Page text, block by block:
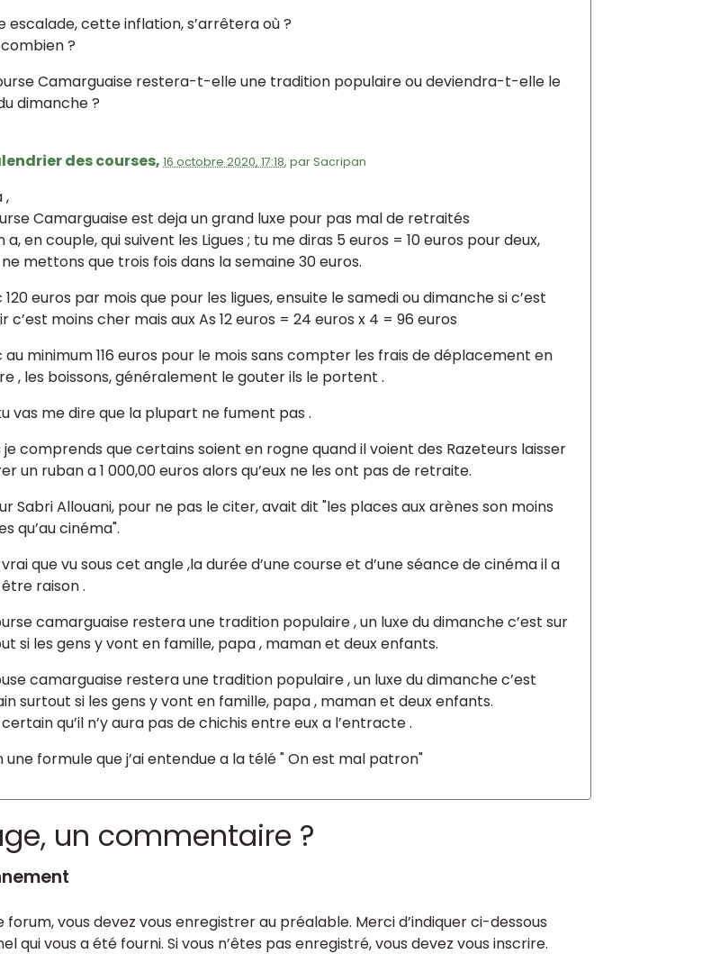
escalade, cette inflation, s’arrêtera où ?
?
Camarguaise restera-t-elle une tradition populaire ou deviendra-t-elle le
dimanche ?
des courses, 16 octobre 2020, 17:18, parSacripan
,
Camarguaise est deja un grand luxe pour pas mal de retraités
a, en couple, qui suivent les Ligues ; tu me diras 5 euros = 10 euros pour deux,
mettons que trois fois dans la semaine 30 euros.
120 euros par mois que pour les ligues, ensuite le samedi ou dimanche si c’est
c’est moins cher mais aux As 12 euros = 24 euros x 4 = 96 euros
au minimum 116 euros pour le mois sans compter les frais de déplacement en
, les boissons, généralement le gouter ils le portent .
vas me dire que la plupart ne fument pas .
je comprends que certains soient en rogne quand il voient des Razeteurs laisser
un ruban a 1 000,00 euros alors qu’eux ne les ont pas de retraite.
Sabri Allouani, pour ne pas le citer, avait dit "les places aux arènes son moins
qu’au cinéma".
que vu sous cet angle ,la durée d’une course et d’une séance de cinéma il a
raison .
camarguaise restera une tradition populaire , un luxe du dimanche c’est sur
si les gens y vont en famille, papa , maman et deux enfants.
camarguaise restera une tradition populaire , un luxe du dimanche c’est
surtout si les gens y vont en famille, papa , maman et deux enfants.
qu’il n’y aura pas de chichis entre eux a l’entracte .
une formule que j’ai entendue a la télé " On est mal patron"
un commentaire ?
vous devez vous enregistrer au préalable. Merci d’indiquer ci-dessous
qui vous a été fourni. Si vous n’êtes pas enregistré, vous devez vous inscrire.